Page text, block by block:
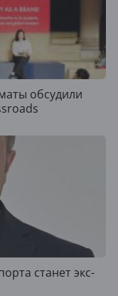
обсудили
станет экс-